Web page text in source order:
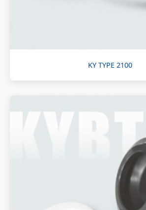
KY TYPE 2100